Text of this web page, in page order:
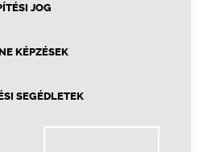
JOG
KÉPZÉSEK
SEGÉDLETEK